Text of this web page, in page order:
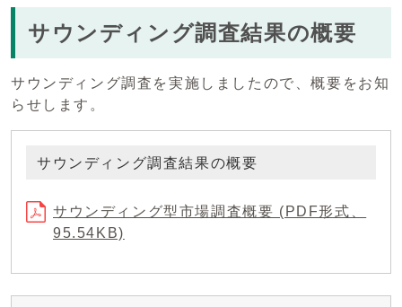
サウンディング調査結果の概要
サウンディング調査を実施しましたので、概要をお知
らせします。
サウンディング調査結果の概要
サウンディング型市場調査概要 (PDF形式、
95.54KB)